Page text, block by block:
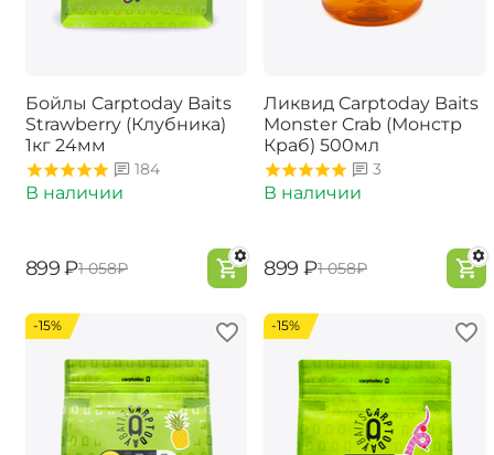
Бойлы Carptoday Baits
Strawberry (Клубника)
1кг 24мм
184
В наличии
‍899‍ ₽‍1 058‍₽
Ликвид Carptoday Baits
Monster Crab (Монстр
Краб) 500мл
3
В наличии
‍899‍ ₽‍1 058‍₽
-15% -15%